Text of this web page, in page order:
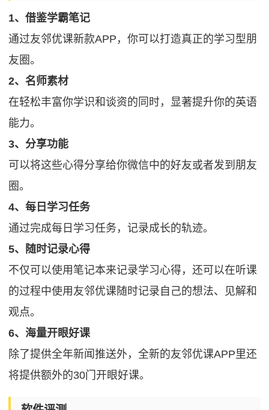
1、借鉴学霸笔记
通过友邻优课新款APP，你可以打造真正的学习型朋
友圈。
2、名师素材
在轻松丰富你学识和谈资的同时，显著提升你的英语
能力。
3、分享功能
可以将这些心得分享给你微信中的好友或者发到朋友
圈。
4、每日学习任务
通过完成每日学习任务，记录成长的轨迹。
5、随时记录心得
不仅可以使用笔记本来记录学习心得，还可以在听课
的过程中使用友邻优课随时记录自己的想法、见解和
观点。
6、海量开眼好课
除了提供全年新闻推送外，全新的友邻优课APP里还
将提供额外的30门开眼好课。